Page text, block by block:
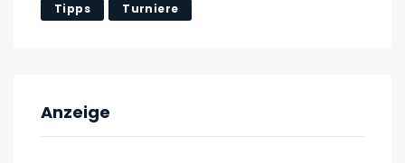
Tipps Turniere
Anzeige